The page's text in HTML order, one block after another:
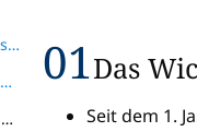
Ausnahmen von der Ausstellungspflicht
Kleinunternehmer und die 800.000-Euro-Grenze
Unterschiede zwischen B2B und B2G
01Das
Seit dem 1.